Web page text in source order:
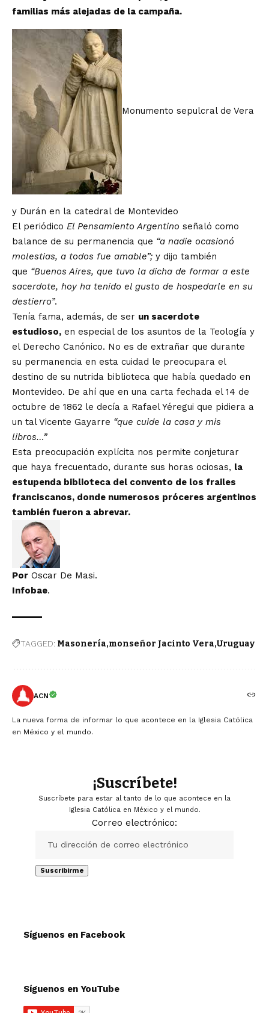
familias más alejadas de la campaña.
Monumento sepulcral de Vera
y Durán en la catedral de Montevideo
El periódico El Pensamiento Argentino señaló como
balance de su permanencia que “a nadie ocasionó
molestias, a todos fue amable”; y dijo también
que “Buenos Aires, que tuvo la dicha de formar a este
sacerdote, hoy ha tenido el gusto de hospedarle en su
destierro”.
Tenía fama, además, de ser un sacerdote
estudioso, en especial de los asuntos de la Teología y
el Derecho Canónico. No es de extrañar que durante
su permanencia en esta cuidad le preocupara el
destino de su nutrida biblioteca que había quedado en
Montevideo. De ahí que en una carta fechada el 14 de
octubre de 1862 le decía a Rafael Yéregui que pidiera a
un tal Vicente Gayarre “que cuide la casa y mis
libros…”
Esta preocupación explícita nos permite conjeturar
que haya frecuentado, durante sus horas ociosas, la
estupenda biblioteca del convento de los frailes
franciscanos, donde numerosos próceres argentinos
también fueron a abrevar.
Por Oscar De Masi.
Infobae.
TAGGED: Masonería monseñor Jacinto Vera Uruguay
ACN
La nueva forma de informar lo que acontece en la Iglesia Católica
en México y el mundo.
¡Suscríbete!
Suscríbete para estar al tanto de lo que acontece en la
Iglesia Católica en México y el mundo.
Correo electrónico:
Síguenos en Facebook
Síguenos en YouTube